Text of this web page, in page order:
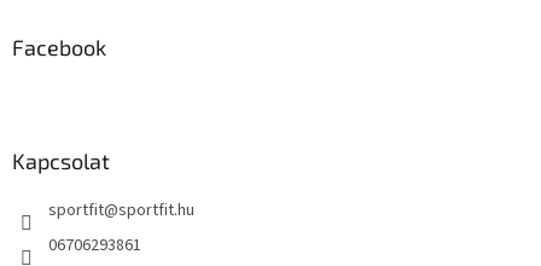
Facebook
Kapcsolat
sportfit@sportfit.hu
06706293861